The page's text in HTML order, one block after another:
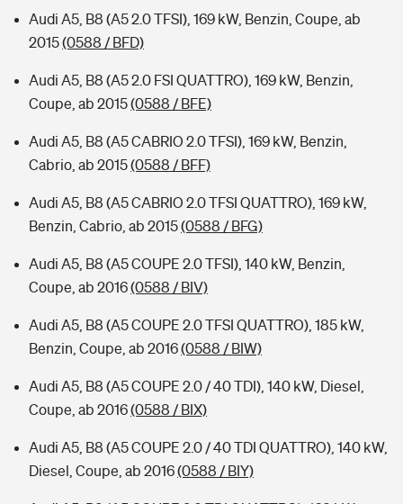
Audi A5, B8 (A5 2.0 TFSI), 169 kW, Benzin, Coupe, ab
2015(0588 / BFD)
Audi A5, B8 (A5 2.0 FSI QUATTRO), 169 kW, Benzin,
Coupe, ab 2015(0588 / BFE)
Audi A5, B8 (A5 CABRIO 2.0 TFSI), 169 kW, Benzin,
Cabrio, ab 2015(0588 / BFF)
Audi A5, B8 (A5 CABRIO 2.0 TFSI QUATTRO), 169 kW,
Benzin, Cabrio, ab 2015(0588 / BFG)
Audi A5, B8 (A5 COUPE 2.0 TFSI), 140 kW, Benzin,
Coupe, ab 2016(0588 / BIV)
Audi A5, B8 (A5 COUPE 2.0 TFSI QUATTRO), 185 kW,
Benzin, Coupe, ab 2016(0588 / BIW)
Audi A5, B8 (A5 COUPE 2.0 / 40 TDI), 140 kW, Diesel,
Coupe, ab 2016(0588 / BIX)
Audi A5, B8 (A5 COUPE 2.0 / 40 TDI QUATTRO), 140 kW,
Diesel, Coupe, ab 2016(0588 / BIY)